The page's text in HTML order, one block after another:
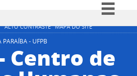
ALTO CONTRASTE MAPA DO SITE
Simplifique!
Participe
PARAÍBA - UFPB
Centro de